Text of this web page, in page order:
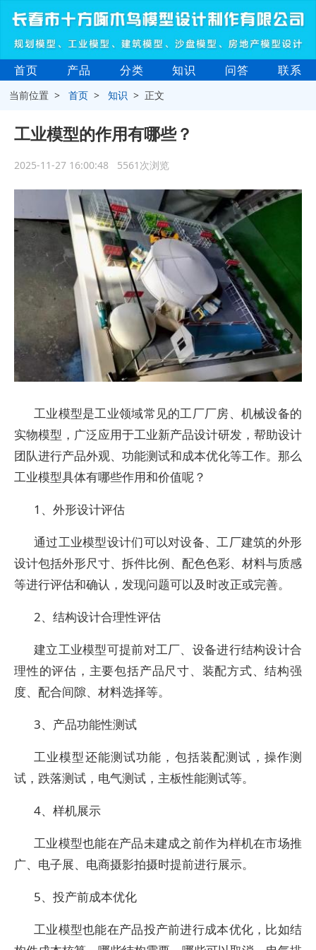
首页 产品 分类 知识 问答 联系
当前位置 >首页 >知识 > 正文
工业模型的作用有哪些？
2025-11-27 16:00:48 5561次浏览
工业模型是工业领域常见的工厂厂房、机械设备的
实物模型，广泛应用于工业新产品设计研发，帮助设计
团队进行产品外观、功能测试和成本优化等工作。那么
工业模型具体有哪些作用和价值呢？
1、外形设计评估
通过工业模型设计们可以对设备、工厂建筑的外形
设计包括外形尺寸、拆件比例、配色色彩、材料与质感
等进行评估和确认，发现问题可以及时改正或完善。
2、结构设计合理性评估
建立工业模型可提前对工厂、设备进行结构设计合
理性的评估，主要包括产品尺寸、装配方式、结构强
度、配合间隙、材料选择等。
3、产品功能性测试
工业模型还能测试功能，包括装配测试，操作测
试，跌落测试，电气测试，主板性能测试等。
4、样机展示
工业模型也能在产品未建成之前作为样机在市场推
广、电子展、电商摄影拍摄时提前进行展示。
5、投产前成本优化
工业模型也能在产品投产前进行成本优化，比如结